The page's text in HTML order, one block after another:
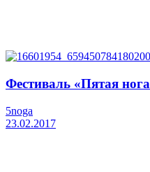
Фестиваль «Пятая
5noga
23.02.2017